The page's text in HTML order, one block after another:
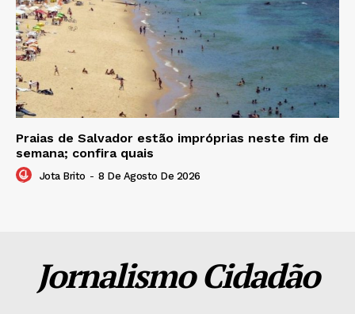
Praias de Salvador estão impróprias neste fim de
semana; confira quais
Jota Brito - 8 De Agosto De 2026
Jornalismo Cidadão